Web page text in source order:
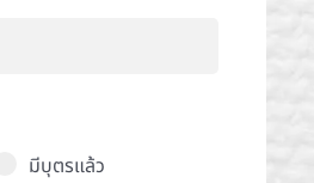
มีบุตรแล้ว